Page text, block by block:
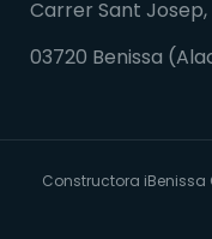
Carrer Sant Josep,
03720 Benissa
Constructora iBenissa